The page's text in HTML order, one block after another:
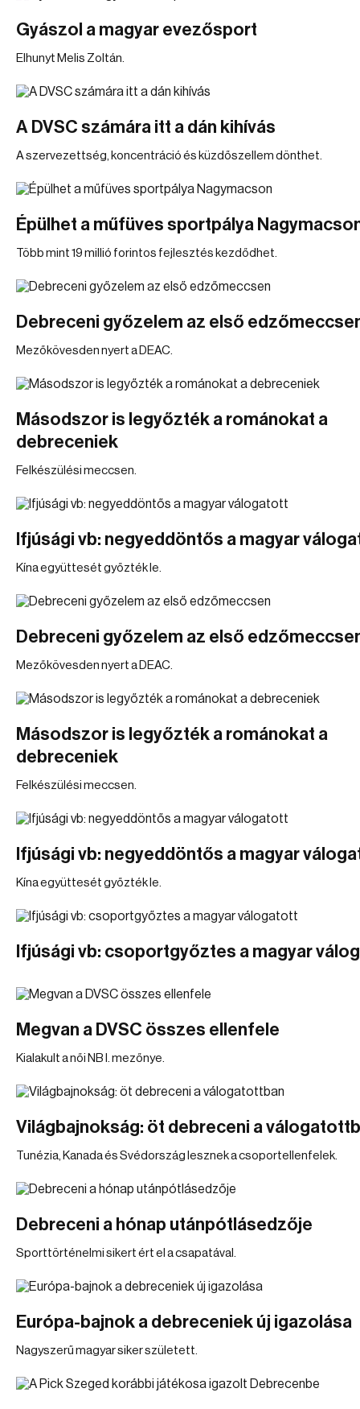
Gyászol a magyar evezősport
Elhunyt Melis Zoltán.
A DVSC számára itt a dán kihívás
A szervezettség, koncentráció és küzdőszellem dönthet.
Épülhet a műfüves sportpálya
Több mint 19 millió forintos fejlesztés kezdődhet.
Debreceni győzelem az első
Mezőkövesden nyert a DEAC.
Másodszor is legyőzték a románokat a
debreceniek
Felkészülési meccsen.
Ifjúsági vb: negyeddöntős a magyar
Kína együttesét győzték le.
Debreceni győzelem az első
Mezőkövesden nyert a DEAC.
Másodszor is legyőzték a románokat a
debreceniek
Felkészülési meccsen.
Ifjúsági vb: negyeddöntős a magyar
Kína együttesét győzték le.
Ifjúsági vb: csoportgyőztes a magyar
Megvan a DVSC összes ellenfele
Kialakult a női NB I. mezőnye.
Világbajnokság: öt debreceni a
Tunézia, Kanada és Svédország lesznek a csoportellenfelek.
Debreceni a hónap utánpótlásedzője
Sporttörténelmi sikert ért el a csapatával.
Európa-bajnok a debreceniek új igazolása
Nagyszerű magyar siker született.